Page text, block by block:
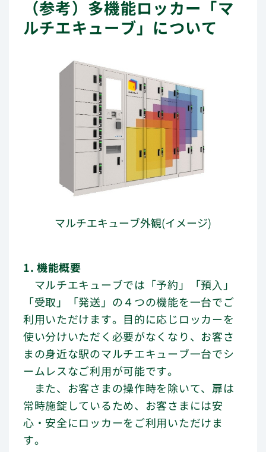
（参考）多機能ロッカー「マ
ルチエキューブ」について
マルチエキューブ外観(イメージ)
1. 機能概要
マルチエキューブでは「予約」「預⼊」
「受取」「発送」の４つの機能を⼀台でご
利⽤いただけます。目的に応じロッカーを
使い分けいただく必要がなくなり、お客さ
まの身近な駅のマルチエキューブ⼀台でシ
ームレスなご利⽤が可能です。
また、お客さまの操作時を除いて、扉は
常時施錠しているため、お客さまには安
心・安全にロッカーをご利⽤いただけま
す。